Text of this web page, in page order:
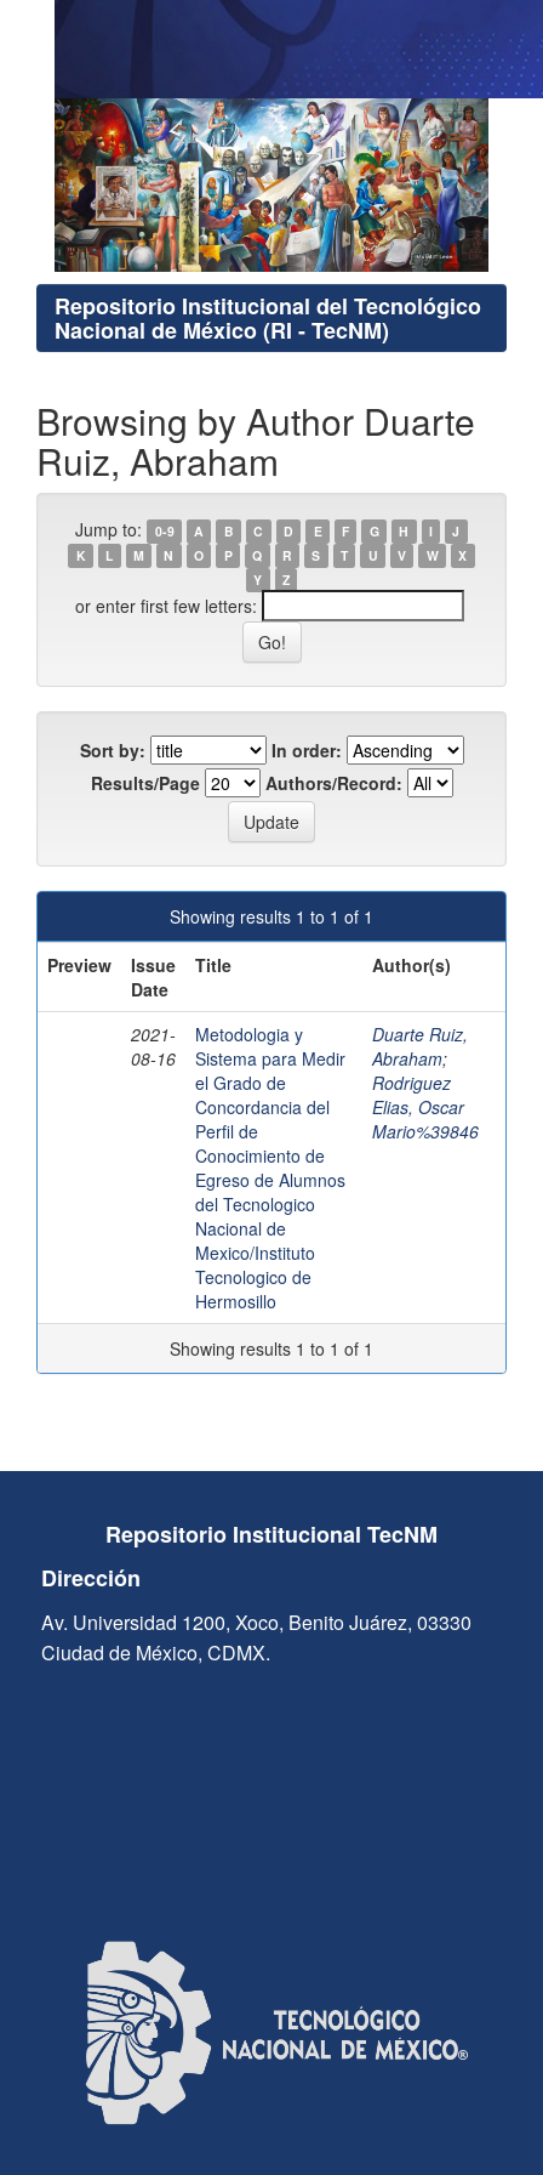
Repositorio Institucional del Tecnológico
Nacional de México (RI - TecNM)
Browsing by Author Duarte
Ruiz, Abraham
Jump to: 0-9 A B C D E F G H I
J
K
L M N O P Q R S T U V W
X
Y
Z
or enter first few letters:
Sort by:
In order:
Results/Page
Authors/Record:
Showing results 1 to 1 of 1
Preview
Issue
Date
Title Author(s)
2021-
08-16
Metodologia y
Sistema para Medir
el Grado de
Concordancia del
Perfil de
Conocimiento de
Egreso de Alumnos
del Tecnologico
Nacional de
Mexico/Instituto
Tecnologico de
Hermosillo
Duarte Ruiz,
Abraham;
Rodriguez
Elias, Oscar
Mario%39846
Showing results 1 to 1 of 1
Repositorio Institucional TecNM
Dirección
Av. Universidad 1200, Xoco, Benito Juárez, 03330
Ciudad de México, CDMX.